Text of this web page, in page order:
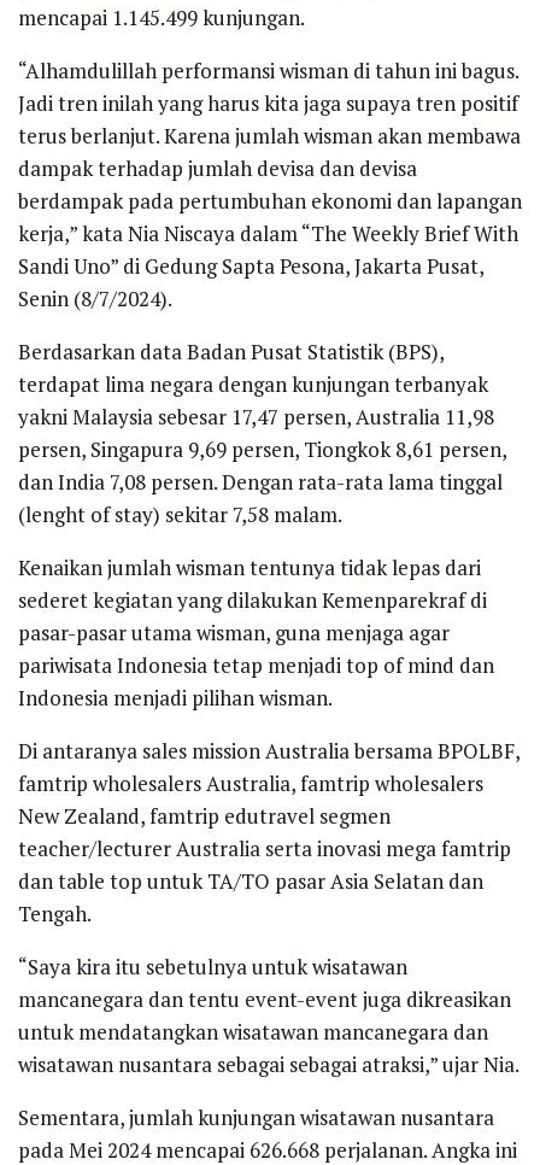
mencapai 1.145.499 kunjungan.
“Alhamdulillah performansi wisman di tahun ini bagus.
Jadi tren inilah yang harus kita jaga supaya tren positif
terus berlanjut. Karena jumlah wisman akan membawa
dampak terhadap jumlah devisa dan devisa
berdampak pada pertumbuhan ekonomi dan lapangan
kerja,” kata Nia Niscaya dalam “The Weekly Brief With
Sandi Uno” di Gedung Sapta Pesona, Jakarta Pusat,
Senin (8/7/2024).
Berdasarkan data Badan Pusat Statistik (BPS),
terdapat lima negara dengan kunjungan terbanyak
yakni Malaysia sebesar 17,47 persen, Australia 11,98
persen, Singapura 9,69 persen, Tiongkok 8,61 persen,
dan India 7,08 persen. Dengan rata-rata lama tinggal
(lenght of stay) sekitar 7,58 malam.
Kenaikan jumlah wisman tentunya tidak lepas dari
sederet kegiatan yang dilakukan Kemenparekraf di
pasar-pasar utama wisman, guna menjaga agar
pariwisata Indonesia tetap menjadi top of mind dan
Indonesia menjadi pilihan wisman.
Di antaranya sales mission Australia bersama BPOLBF,
famtrip wholesalers Australia, famtrip wholesalers
New Zealand, famtrip edutravel segmen
teacher/lecturer Australia serta inovasi mega famtrip
dan table top untuk TA/TO pasar Asia Selatan dan
Tengah.
“Saya kira itu sebetulnya untuk wisatawan
mancanegara dan tentu event-event juga dikreasikan
untuk mendatangkan wisatawan mancanegara dan
wisatawan nusantara sebagai sebagai atraksi,” ujar Nia.
Sementara, jumlah kunjungan wisatawan nusantara
pada Mei 2024 mencapai 626.668 perjalanan. Angka ini